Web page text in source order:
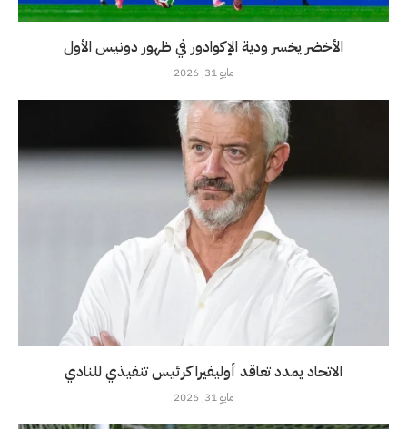
الأخضر يخسر ودية الإكوادور في ظهور دونيس الأول
مايو 31, 2026
الاتحاد يمدد تعاقد أوليفيرا كرئيس تنفيذي للنادي
مايو 31, 2026